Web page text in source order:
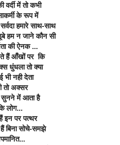
वर्दी में तो कभी
के रूप में
हमारे साथ-साथ
हम न जाने कौन सी
की ऐनक ...
हैं आँखों पर  कि
धुंधला तो क्या
भी नही देता
तो अक्सर
में आता है
लोग...
इन पर पत्थर
बिना सोचे-समझे